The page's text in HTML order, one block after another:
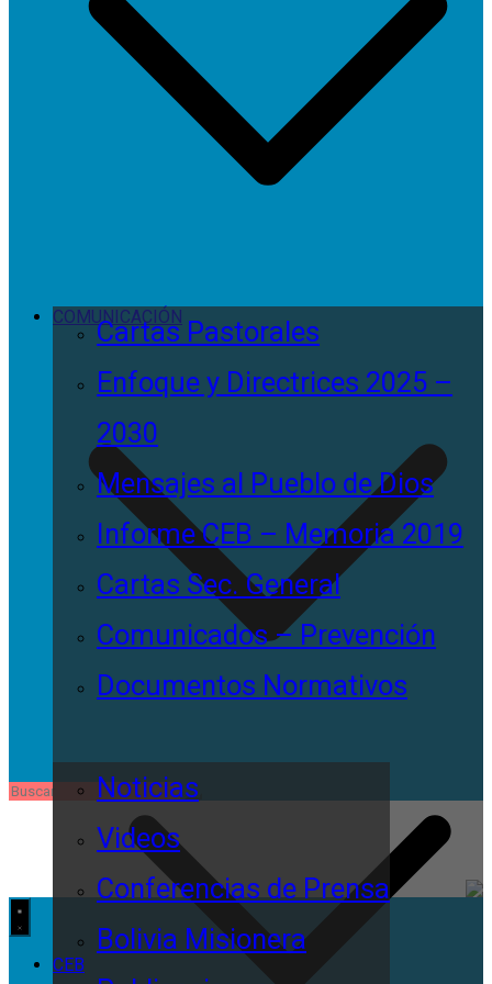
Cartas Pastorales
Enfoque y Directrices 2025 –
2030
Mensajes al Pueblo de Dios
Informe CEB – Memoria 2019
Cartas Sec. General
Comunicados – Prevención
Documentos Normativos
COMUNICACIÓN
Noticias
Videos
Conferencias de Prensa
Bolivia Misionera
CEB